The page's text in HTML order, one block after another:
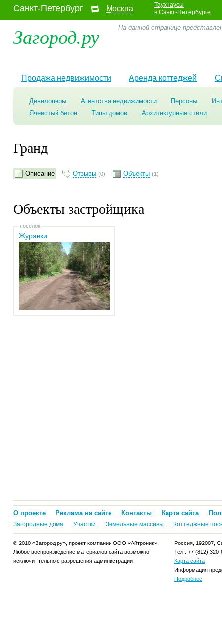
Санкт-Петербург Москва
Таухнаусы
в Санкт-Петербурге
Загород.ру На данной странице
Продажа недвижимости Аренда коттеджей
Девелоперы Агентства недвижимости Персоны
Ячеистый бетон
Типы домов Архитектурные стили
Гранд
Описание Отзывы (0) Объекты (1)
Объекты застройщика
посёлок
Журавки
О проекте Реклама на сайте Контакты Карта сайта
Загородные дома Участки Земельные массивы Коттеджные
© 2010 «Загород.ру», проект компании ООО «Айтроник».
Любое воспроизведение материалов сайта возможно
исключи- тельно с разрешения администрации
Россия, 192007,
Тел.: +7 (812) 320-
Карта сайта
Информация
Подробнее